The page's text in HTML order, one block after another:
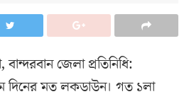
জেলা প্রতিনিধি:
দিনের মত লকডাউন। গত ১লা